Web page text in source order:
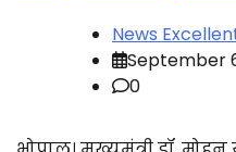
News
September
0